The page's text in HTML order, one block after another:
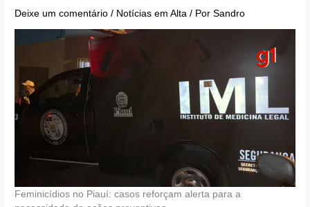
Deixe um comentário / Notícias em Alta / PorSandro
Feminicídios no Piauí: casos reforçam alerta para a